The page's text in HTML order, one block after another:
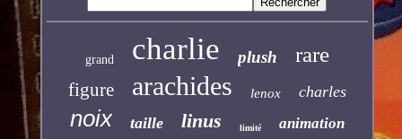
grand charlie plush rare
figure arachides lenox charles
noix taille linus limité animation